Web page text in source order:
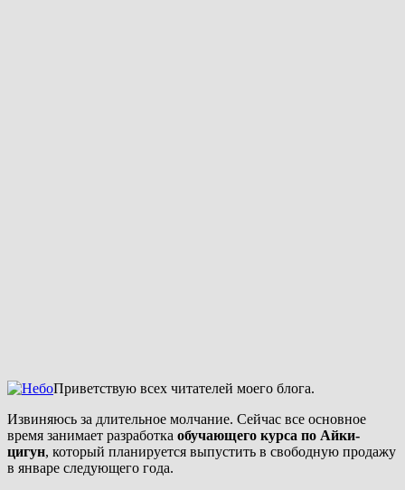
Приветствую всех читателей моего блога.
Извиняюсь за длительное молчание. Сейчас все основное
время занимает разработка обучающего курса по Айки-
цигун, который планируется выпустить в свободную продажу
в январе следующего года.